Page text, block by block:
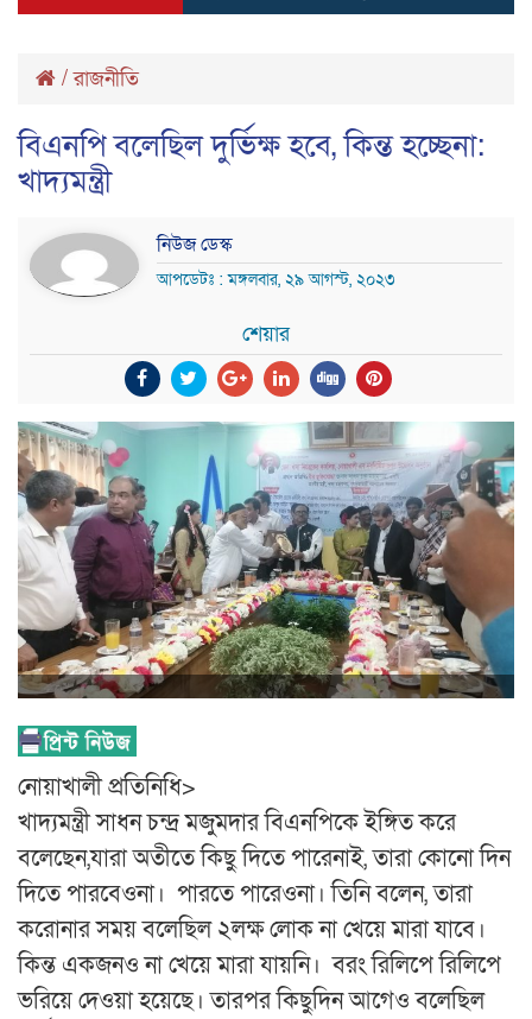
/রাজনীতি
বিএনপি বলেছিল দুর্ভিক্ষ হবে, কিন্ত হচ্ছেনা:
খাদ্যমন্ত্রী
নিউজ ডেস্ক
আপডেটঃ : মঙ্গলবার, ২৯ আগস্ট, ২০২৩
শেয়ার
নোয়াখালী প্রতিনিধি>
খাদ্যমন্ত্রী সাধন চন্দ্র মজুমদার বিএনপিকে ইঙ্গিত করে
বলেছেন,যারা অতীতে কিছু দিতে পারেনাই, তারা কোনো দিন
দিতে পারবেওনা। পারতে পারেওনা। তিনি বলেন, তারা
করোনার সময় বলেছিল ২লক্ষ লোক না খেয়ে মারা যাবে।
কিন্ত একজনও না খেয়ে মারা যায়নি। বরং রিলিপে রিলিপে
ভরিয়ে দেওয়া হয়েছে। তারপর কিছুদিন আগেও বলেছিল